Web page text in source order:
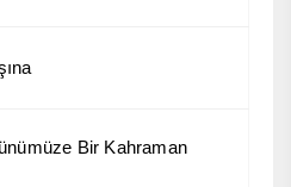
Bir Kahraman